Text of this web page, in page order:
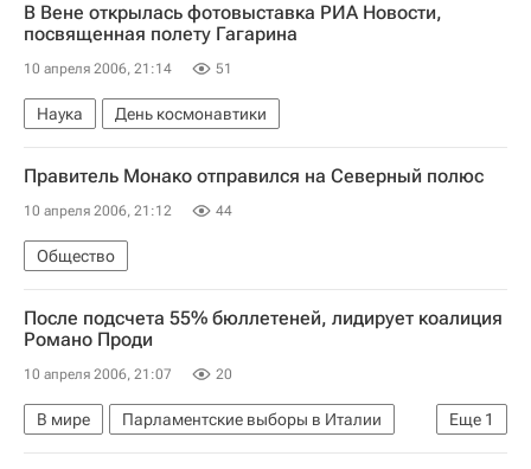
В Вене открылась фотовыставка РИА Новости,
посвященная полету Гагарина
10 апреля 2006, 21:14 51
Наука День космонавтики
Правитель Монако отправился на Северный полюс
10 апреля 2006, 21:12 44
Общество
После подсчета 55% бюллетеней, лидирует коалиция
Романо Проди
10 апреля 2006, 21:07 20
Еще 1
В мире
Парламентские выборы в Италии
Итоги парламентских выборов в Италии